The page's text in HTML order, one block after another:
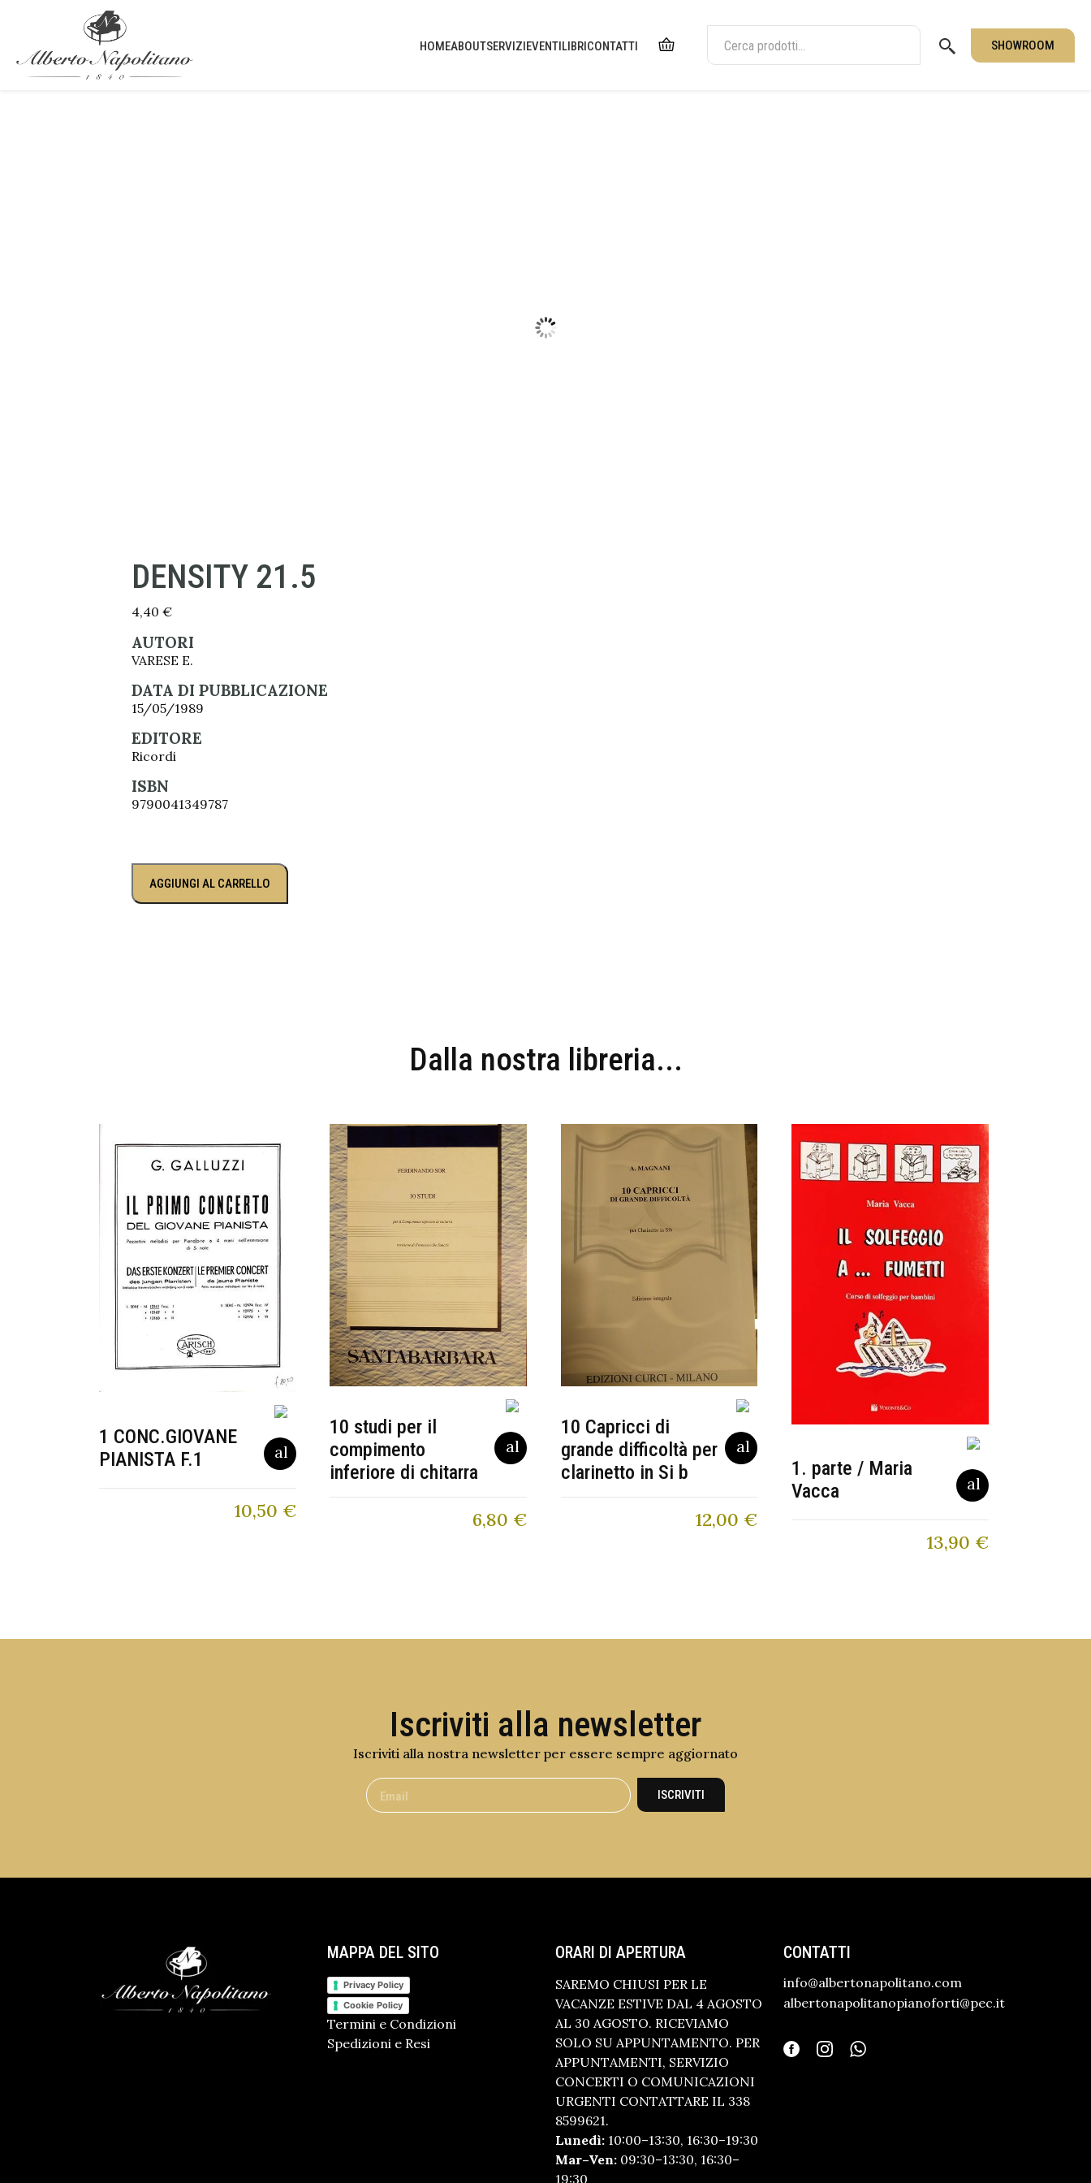
HOMEABOUTSERVIZIEVENTILIBRICONTATTI SHOWROOM
DENSITY 21.5
4,40 €
AUTORI
VARESE E.
DATA DI PUBBLICAZIONE
15/05/1989
EDITORE
Ricordi
ISBN
9790041349787
AGGIUNGI AL CARRELLO
Dalla nostra libreria...
1 CONC.GIOVANE
PIANISTA F.1
10,50 €
10 studi per il
compimento
inferiore di chitarra
6,80 €
10 Capricci di
grande difficoltà per
clarinetto in Si b
12,00 €
1. parte / Maria
Vacca
13,90 €
Iscriviti alla newsletter
Iscriviti alla nostra newsletter per essere sempre aggiornato
ISCRIVITI
MAPPA DEL SITO
Privacy Policy
Cookie Policy
Termini e Condizioni
Spedizioni e Resi
ORARI DI APERTURA
SAREMO CHIUSI PER LE
VACANZE ESTIVE DAL 4 AGOSTO
AL 30 AGOSTO. RICEVIAMO
SOLO SU APPUNTAMENTO. PER
APPUNTAMENTI, SERVIZIO
CONCERTI O COMUNICAZIONI
URGENTI CONTATTARE IL 338
8599621.
Lunedì: 10:00–13:30, 16:30–19:30
Mar–Ven: 09:30–13:30, 16:30–
19:30
CONTATTI
info@albertonapolitano.com
albertonapolitanopianoforti@pec.it